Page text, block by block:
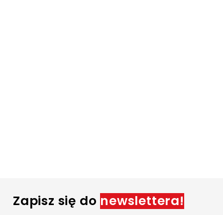
Zapisz się do newslettera!